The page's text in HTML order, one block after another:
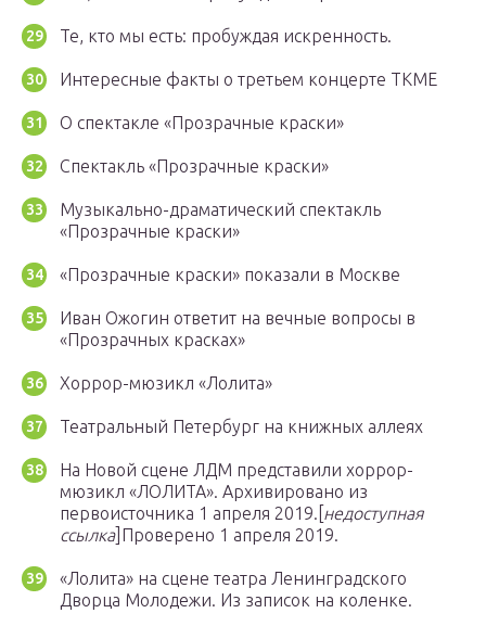
Те, кто мы есть: пробуждая искренность.
Интересные факты о третьем концерте ТКМЕ
О спектакле «Прозрачные краски»
Спектакль «Прозрачные краски»
Музыкально-драматический спектакль
«Прозрачные краски»
«Прозрачные краски» показали в Москве
Иван Ожогин ответит на вечные вопросы в
«Прозрачных красках»
Хоррор-мюзикл «Лолита»
Театральный Петербург на книжных аллеях
На Новой сцене ЛДМ представили хоррор-
мюзикл «ЛОЛИТА». Архивировано из
первоисточника 1 апреля 2019. недоступная
ссылка] Проверено 1 апреля 2019.
«Лолита» на сцене театра Ленинградского
Дворца Молодежи. Из записок на коленке.